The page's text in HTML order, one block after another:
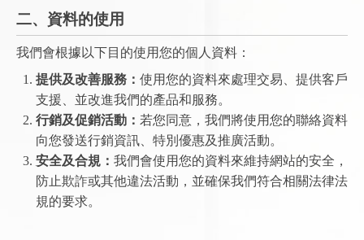
二、資料的使用
我們會根據以下目的使用您的個人資料：
提供及改善服務： 使用您的資料來處理交易、提供客戶
支援、並改進我們的產品和服務。
行銷及促銷活動： 若您同意，我們將使用您的聯絡資料
向您發送行銷資訊、特別優惠及推廣活動。
安全及合規： 我們會使用您的資料來維持網站的安全，
防止欺詐或其他違法活動，並確保我們符合相關法律法
規的要求。